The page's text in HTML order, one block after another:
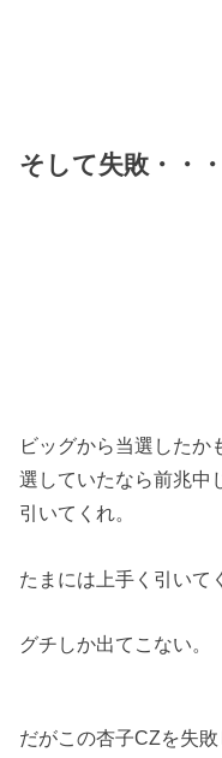
そして失敗・・・
ビッグから当選したか
選していたなら前兆中
引いてくれ。
たまには上手く引いて
グチしか出てこない。
だがこの杏子CZを失